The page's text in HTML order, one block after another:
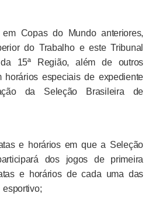
Copas do Mundo anteriores,
do Trabalho e este Tribunal
15ª Região, além de outros
horários especiais de expediente
da Seleção Brasileira de
e horários em que a Seleção
dos jogos de primeira
e horários de cada uma das